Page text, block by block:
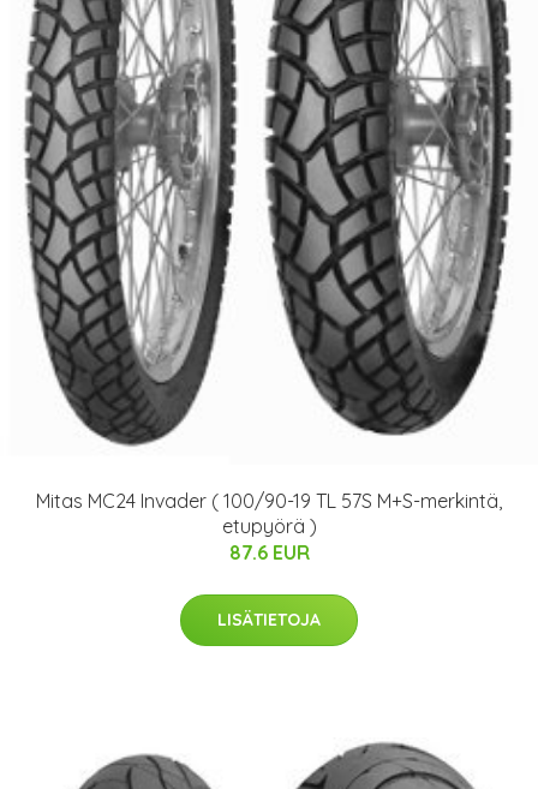
Mitas MC24 Invader ( 100/90-19 TL 57S M+S-merkintä,
etupyörä )
87.6 EUR
LISÄTIETOJA